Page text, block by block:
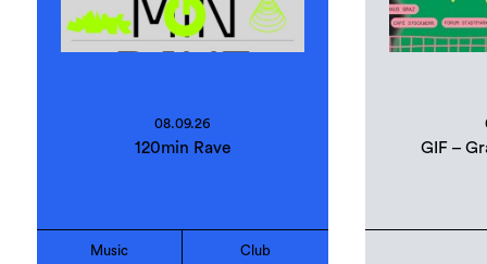
08.09.26
120min Rave
Music Club
GIF –